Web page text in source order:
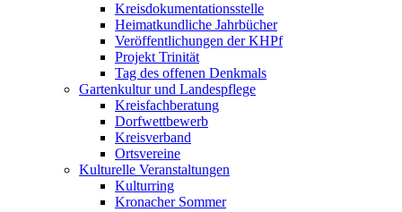
Kreisdokumentationsstelle
Heimatkundliche Jahrbücher
Veröffentlichungen der KHPf
Projekt Trinität
Tag des offenen Denkmals
Gartenkultur und Landespflege
Kreisfachberatung
Dorfwettbewerb
Kreisverband
Ortsvereine
Kulturelle Veranstaltungen
Kulturring
Kronacher Sommer